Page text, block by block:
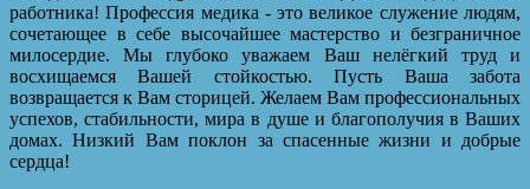
работника! Профессия медика - это великое служение людям,
сочетающее в себе высочайшее мастерство и безграничное
милосердие. Мы глубоко уважаем Ваш нелёгкий труд и
восхищаемся Вашей стойкостью. Пусть Ваша забота
возвращается к Вам сторицей. Желаем Вам профессиональных
успехов, стабильности, мира в душе и благополучия в Ваших
домах. Низкий Вам поклон за спасенные жизни и добрые
сердца!